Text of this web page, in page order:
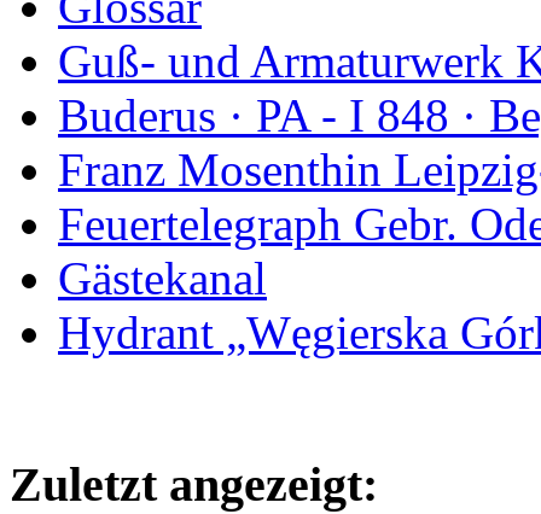
Guß- und Armaturwerk
Buderus · PA - I 848 ·
Franz Mosenthin
Feuertelegraph Gebr.
Gästekanal
Hydrant „Węgierska
Zuletzt angezeigt: